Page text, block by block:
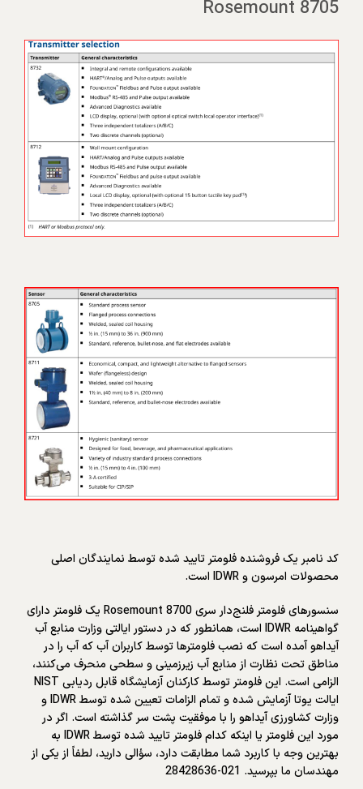
Rosemount 8705
کد نامبر یک فروشنده فلومتر تایید شده توسط نمایندگان اصلی
محصولات امرسون و IDWR است.
سنسورهای فلومتر فلنج‌دار سری Rosemount 8700 یک فلومتر دارای
گواهینامه IDWR است، همانطور که در دستور ایالتی وزارت منابع آب
آیداهو آمده است که نصب فلومترها توسط کاربران آب که آب را در
مناطق تحت نظارت از منابع آب زیرزمینی و سطحی منحرف می‌کنند،
الزامی است. این فلومتر توسط کارکنان آزمایشگاه قابل ردیابی NIST
ایالت یوتا آزمایش شده و تمام الزامات تعیین شده توسط IDWR و
وزارت کشاورزی آیداهو را با موفقیت پشت سر گذاشته است. اگر در
مورد این فلومتر یا اینکه کدام فلومتر تایید شده توسط IDWR به
بهترین وجه با کاربرد شما مطابقت دارد، سؤالی دارید، لطفاً از یکی از
مهندسان ما بپرسید. 021-28428636